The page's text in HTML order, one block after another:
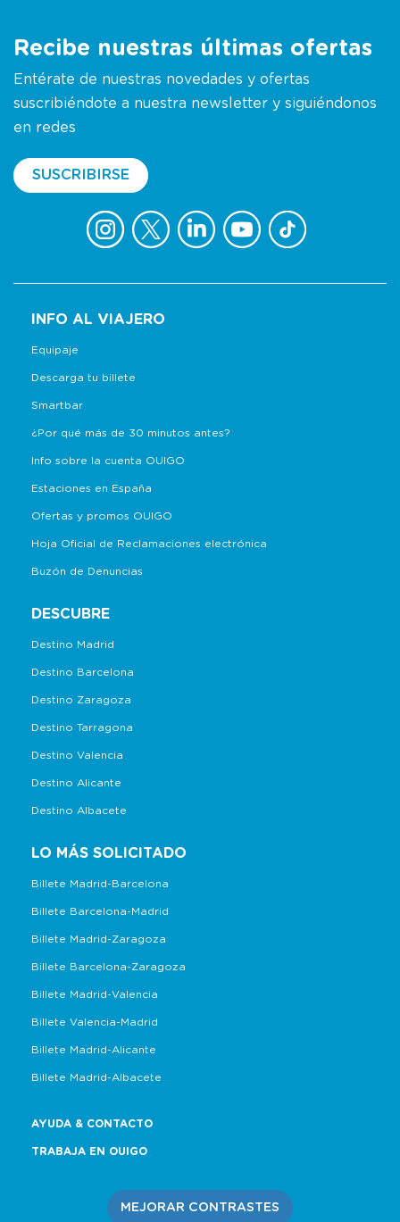
Recibe nuestras últimas ofertas
Entérate de nuestras novedades y ofertas
suscribiéndote a nuestra newsletter y siguiéndonos
en redes
SUSCRIBIRSE
INFO AL VIAJERO
Equipaje
Descarga tu billete
Smartbar
¿Por qué más de 30 minutos antes?
Info sobre la cuenta OUIGO
Estaciones en España
Ofertas y promos OUIGO
Hoja Oficial de Reclamaciones electrónica
Buzón de Denuncias
DESCUBRE
Destino Madrid
Destino Barcelona
Destino Zaragoza
Destino Tarragona
Destino Valencia
Destino Alicante
Destino Albacete
LO MÁS SOLICITADO
Billete Madrid-Barcelona
Billete Barcelona-Madrid
Billete Madrid-Zaragoza
Billete Barcelona-Zaragoza
Billete Madrid-Valencia
Billete Valencia-Madrid
Billete Madrid-Alicante
Billete Madrid-Albacete
AYUDA & CONTACTO
TRABAJA EN OUIGO
MEJORAR CONTRASTES